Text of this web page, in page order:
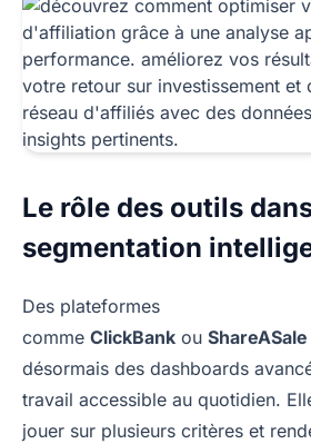
Le rôle des outils
segmentation
Des plateformes
comme ClickBank ou ShareASale
désormais des dashboards
travail accessible au quotidien.
jouer sur plusieurs critères et